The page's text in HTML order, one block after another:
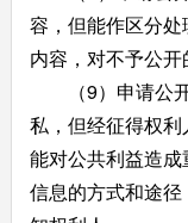
容，但能作区分
内容，对不予公开
（9）申请公开
私，但经征得权
能对公共利益造
信息的方式和途